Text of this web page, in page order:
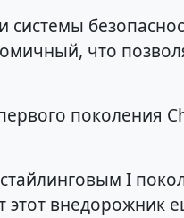
что
поколения
I
внедорожник